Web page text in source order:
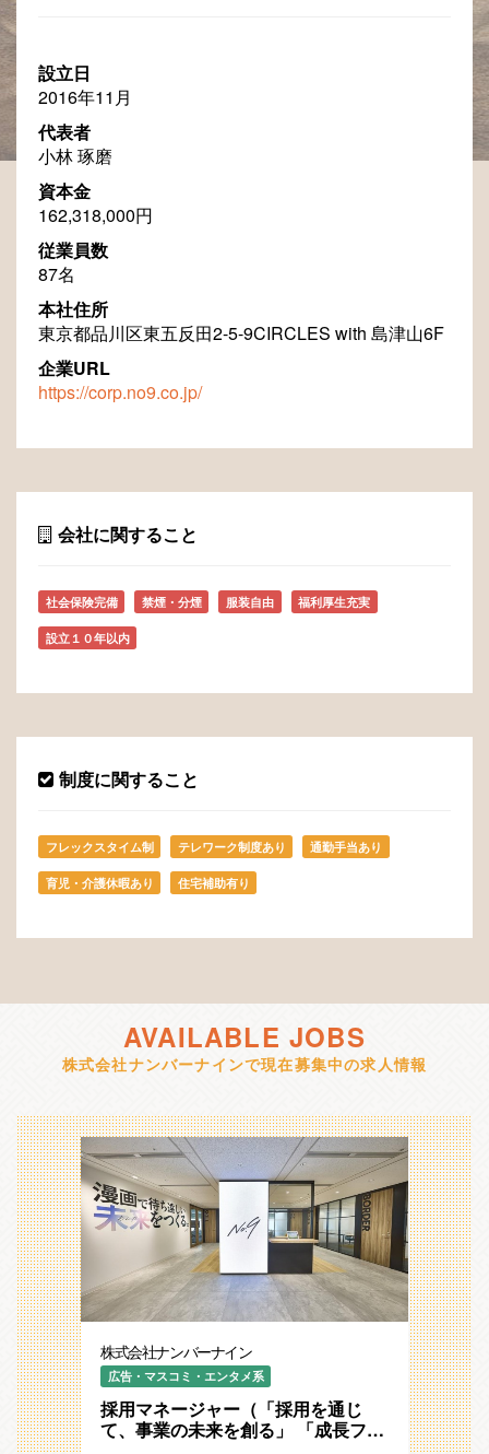
設立日
2016年11月
代表者
小林 琢磨
資本金
162,318,000円
従業員数
87名
本社住所
東京都品川区東五反田2-5-9CIRCLES with 島津山6F
企業URL
https://corp.no9.co.jp/
会社に関すること
社会保険完備 禁煙・分煙 服装自由 福利厚生充実
設立１０年以内
制度に関すること
フレックスタイム制 テレワーク制度あり 通勤手当あり
育児・介護休暇あり 住宅補助有り
AVAILABLE JOBS
株式会社ナンバーナインで現在募集中の求人情報
株式会社ナンバーナイン
広告・マスコミ・エンタメ系
採用マネージャー（「採用を通じ
て、事業の未来を創る」 「成長フェ